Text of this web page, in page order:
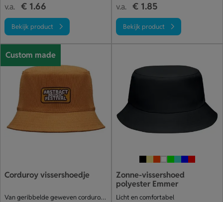
v.a. € 1.66
Bekijk product
v.a. € 1.85
Bekijk product
Custom made
Corduroy vissershoedje
Van geribbelde geweven corduroy stof
Zonne-vissershoed
polyester Emmer
Licht en comfortabel